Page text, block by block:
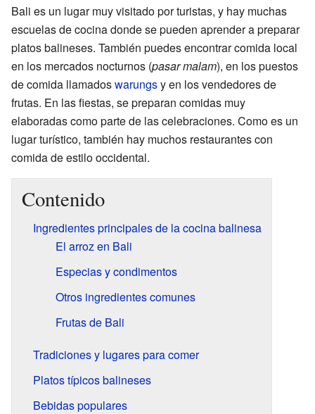
Bali es un lugar muy visitado por turistas, y hay muchas
escuelas de cocina donde se pueden aprender a preparar
platos balineses. También puedes encontrar comida local
en los mercados nocturnos (pasar malam), en los puestos
de comida llamadoswarungsy en los vendedores de
frutas. En las fiestas, se preparan comidas muy
elaboradas como parte de las celebraciones. Como es un
lugar turístico, también hay muchos restaurantes con
comida de estilo occidental.
Contenido
Ingredientes principales de la cocina balinesa
El arroz en Bali
Especias y condimentos
Otros ingredientes comunes
Frutas de Bali
Tradiciones y lugares para comer
Platos típicos balineses
Bebidas populares